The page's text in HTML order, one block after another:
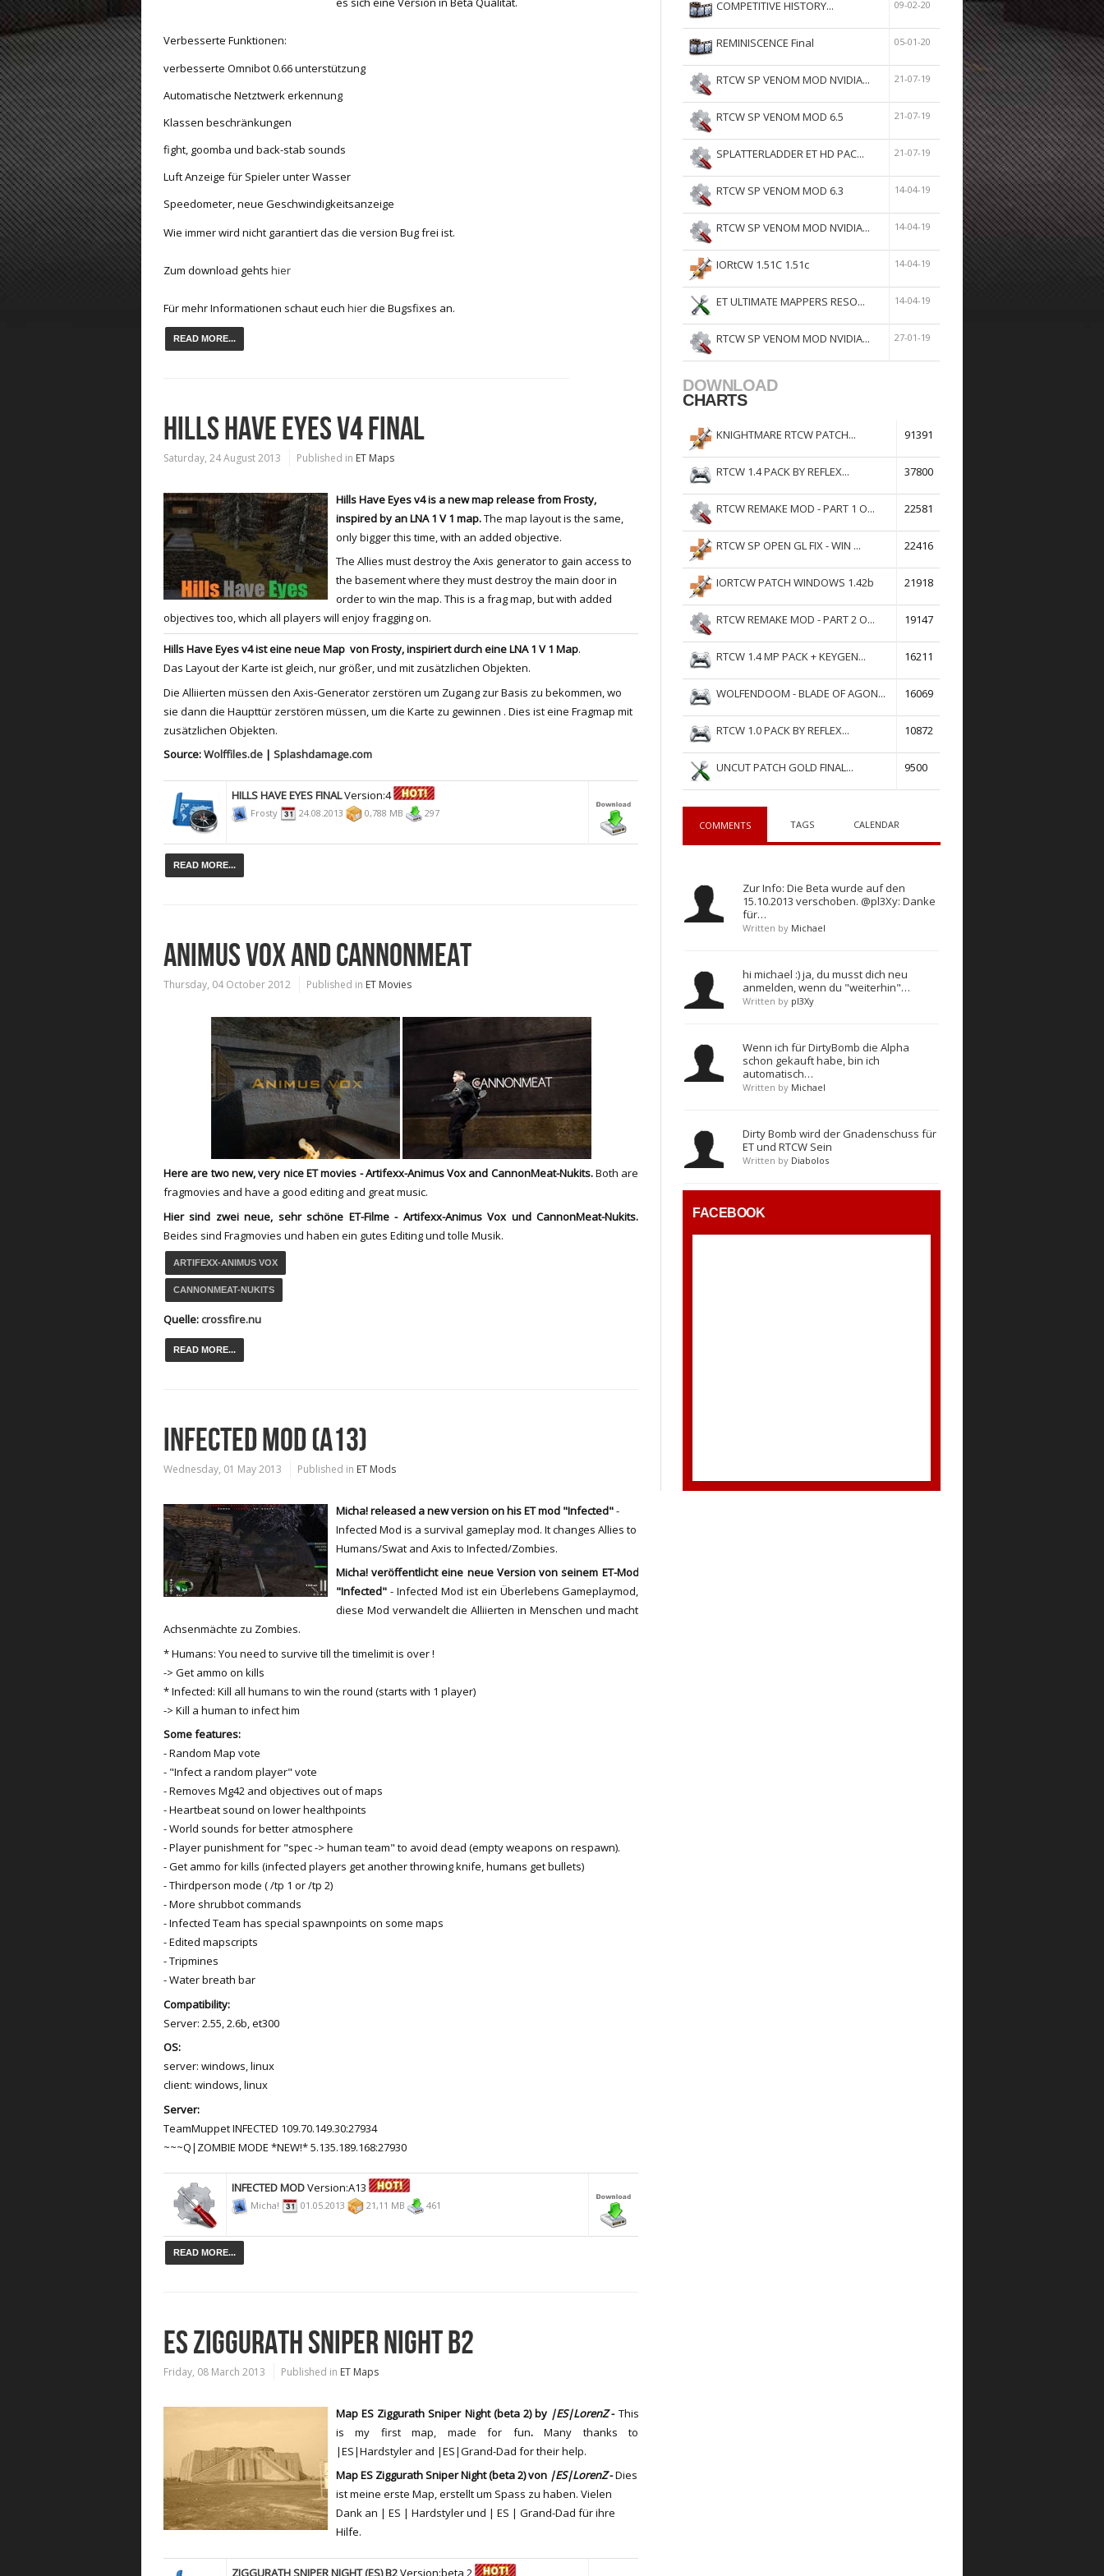
DB Movies
DB Scene
Game Movies
PC Hard + Software
Verbesserte Funktionen:
verbesserte Omnibot 0.66 unterstützung
Automatische Netztwerk erkennung
Klassen beschränkungen
fight, goomba und back-stab sounds
Luft Anzeige für Spieler unter Wasser
Speedometer, neue Geschwindigkeitsanzeige
Wie immer wird nicht garantiert das die version Bug frei ist.
Zum download gehts hier
Für mehr Informationen schaut euch hierdie Bugsfixes an.
READ MORE...
HILLS HAVE EYES V4 FINAL
Saturday, 24 August 2013 Published in ET Maps
Hills Have Eyes v4 is a new map release from Frosty,
inspired by an LNA 1 V 1 map.The map layout is the same,
only bigger this time, with an added objective.
The Allies must destroy the Axis generator to gain access to
the basement where they must destroy the main door in
order to win the map. This is a frag map, but with added
objectives too, which all players will enjoy fragging on.
Hills Have Eyesv4ist eine neueMap vonFrosty, inspiriertdurch eineLNA 1 V 1 Map.
Das Layout der Karte ist gleich, nur größer,und mit zusätzlichen Objekten.
Die Alliierten müssen den Axis-Generator zerstören um Zugang zur Basis zu bekommen , wo
sie dann die Haupttür zerstören müssen, um die Karte zu gewinnen . Dies ist eine Fragmap mit
zusätzlichen Objekten.
Source:Wolffiles.de | Splashdamage.com
HILLS HAVE EYES FINALVersion:4
Frosty 24.08.2013 0,788 MB 297
READ MORE...
ANIMUS VOX AND CANNONMEAT
Thursday, 04 October 2012 Published in ET Movies
Here are two new, very nice ET movies - Artifexx-Animus Vox and CannonMeat-Nukits.Both are
fragmovies and have a good editing and great music.
Hier sind zwei neue, sehr schöne ET-Filme - Artifexx-Animus Vox und CannonMeat-Nukits.
Beides sind Fragmovies und haben ein gutes Editing und tolle Musik.
ARTIFEXX-ANIMUS VOX
CANNONMEAT-NUKITS
Quelle: crossfire.nu
READ MORE...
INFECTED MOD (A13)
Wednesday, 01 May 2013 Published in ET Mods
Micha! released a new version on his ET mod "Infected"-
Infected Mod is a survival gameplay mod. It changes Allies to
Humans/Swat and Axis to Infected/Zombies.
Micha!veröffentlicht eine neue Version von seinem ET-Mod
"Infected" - Infected Mod ist ein Überlebens Gameplaymod,
diese Mod verwandelt die Alliierten in Menschen und macht
Achsenmächte zu Zombies.
* Humans: You need to survive till the timelimit is over !
-> Get ammo on kills
* Infected: Kill all humans to win the round (starts with 1 player)
-> Kill a human to infect him
Some features:
- Random Map vote
- "Infect a random player" vote
- Removes Mg42 and objectives out of maps
- Heartbeat sound on lower healthpoints
- World sounds for better atmosphere
- Player punishment for "spec -> human team" to avoid dead (empty weapons on respawn).
- Get ammo for kills (infected players get another throwing knife, humans get bullets)
- Thirdperson mode ( /tp 1 or /tp 2)
- More shrubbot commands
- Infected Team has special spawnpoints on some maps
- Edited mapscripts
- Tripmines
- Water breath bar
Compatibility:
Server: 2.55, 2.6b, et300
OS:
server: windows, linux
client: windows, linux
Server:
TeamMuppet INFECTED 109.70.149.30:27934
~~~Q|ZOMBIE MODE *NEW!* 5.135.189.168:27930
INFECTED MODVersion:A13
Micha! 01.05.2013 21,11 MB 461
READ MORE...
ES ZIGGURATH SNIPER NIGHT B2
Friday, 08 March 2013 Published in ET Maps
Map ES Ziggurath Sniper Night (beta 2)by |ES|LorenZ- This
is my first map, made for fun.Many thanks to
|ES|Hardstyler and |ES|Grand-Dad for their help.
Map ES Ziggurath Sniper Night (beta 2)von |ES|LorenZ-Dies
ist meine erste Map,erstellt um Spass zu haben. Vielen
Dank an | ES | Hardstylerund | ES | Grand-Dad für ihre
Hilfe.
ZIGGURATH SNIPER NIGHT (ES) B2Version:beta 2
COMPETITIVE HISTORY... 09-02-20
REMINISCENCE Final 05-01-20
RTCW SP VENOM MOD NVIDIA... 21-07-19
RTCW SP VENOM MOD 6.5 21-07-19
SPLATTERLADDER ET HD PAC... 21-07-19
RTCW SP VENOM MOD 6.3 14-04-19
RTCW SP VENOM MOD NVIDIA... 14-04-19
IORtCW 1.51C 1.51c 14-04-19
ET ULTIMATE MAPPERS RESO... 14-04-19
RTCW SP VENOM MOD NVIDIA... 27-01-19
DOWNLOAD
CHARTS
KNIGHTMARE RTCW PATCH... 91391
RTCW 1.4 PACK BY REFLEX... 37800
RTCW REMAKE MOD - PART 1 O... 22581
RTCW SP OPEN GL FIX - WIN ... 22416
IORTCW PATCH WINDOWS 1.42b 21918
RTCW REMAKE MOD - PART 2 O... 19147
RTCW 1.4 MP PACK + KEYGEN... 16211
WOLFENDOOM - BLADE OF AGON... 16069
RTCW 1.0 PACK BY REFLEX... 10872
UNCUT PATCH GOLD FINAL... 9500
COMMENTS TAGS CALENDAR
Zur Info: Die Beta wurde auf den
15.10.2013 verschoben. @pl3Xy: Danke
für…
Written by Michael
hi michael :) ja, du musst dich neu
anmelden, wenn du "weiterhin"…
Written by pl3Xy
Wenn ich für DirtyBomb die Alpha
schon gekauft habe, bin ich
automatisch…
Written by Michael
Dirty Bomb wird der Gnadenschuss für
ET und RTCW Sein
Written by Diabolos
FACEBOOK